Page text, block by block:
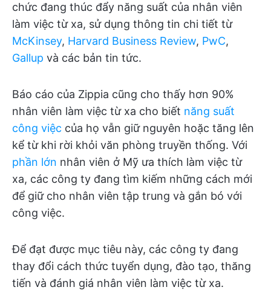
chức đang thúc đẩy năng suất của nhân viên
làm việc từ xa, sử dụng thông tin chi tiết từ
McKinsey, Harvard Business Review, PwC,
Gallup và các bản tin tức.
Báo cáo của Zippia cũng cho thấy hơn 90%
nhân viên làm việc từ xa cho biết năng suất
công việc của họ vẫn giữ nguyên hoặc tăng lên
kể từ khi rời khỏi văn phòng truyền thống. Với
phần lớn nhân viên ở Mỹ ưa thích làm việc từ
xa, các công ty đang tìm kiếm những cách mới
để giữ cho nhân viên tập trung và gắn bó với
công việc.
Để đạt được mục tiêu này, các công ty đang
thay đổi cách thức tuyển dụng, đào tạo, thăng
tiến và đánh giá nhân viên làm việc từ xa.